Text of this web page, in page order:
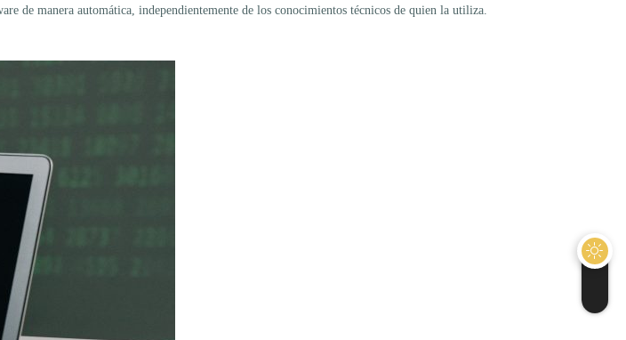
de manera automática, independientemente de los conocimientos técnicos de quien la utiliza.